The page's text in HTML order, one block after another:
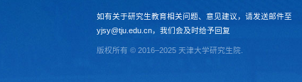
如有关于研究生教育相关问题、意见建议，请发送邮件至
yjsy@tju.edu.cn，我们会及时给予回复
版权所有 © 2016–2025 天津大学研究生院.